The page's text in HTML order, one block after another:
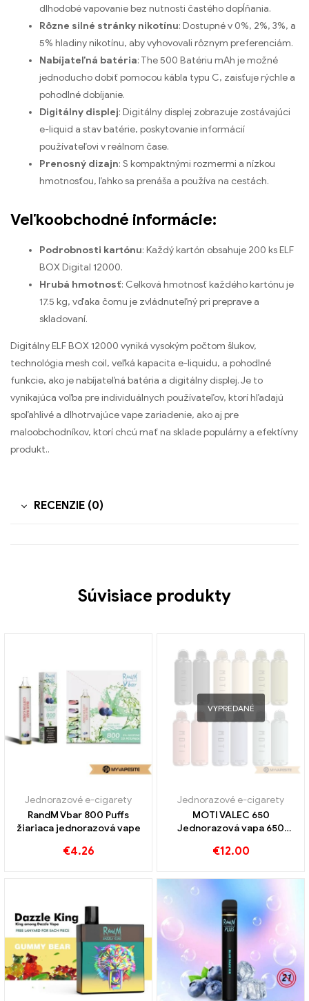
dlhodobé vapovanie bez nutnosti častého dopĺňania.
Rôzne silné stránky nikotínu: Dostupné v 0%, 2%, 3%, a
5% hladiny nikotínu, aby vyhovovali rôznym preferenciám.
Nabíjateľná batéria: The 500 Batériu mAh je možné
jednoducho dobiť pomocou kábla typu C, zaisťuje rýchle a
pohodlné dobíjanie.
Digitálny displej: Digitálny displej zobrazuje zostávajúci
e-liquid a stav batérie, poskytovanie informácií
používateľovi v reálnom čase.
Prenosný dizajn: S kompaktnými rozmermi a nízkou
hmotnosťou, ľahko sa prenáša a používa na cestách.
Veľkoobchodné informácie:
Podrobnosti kartónu: Každý kartón obsahuje 200 ks ELF
BOX Digital 12000.
Hrubá hmotnosť: Celková hmotnosť každého kartónu je
17.5 kg, vďaka čomu je zvládnuteľný pri preprave a
skladovaní.
Digitálny ELF BOX 12000 vyniká vysokým počtom šlukov,
technológia mesh coil, veľká kapacita e-liquidu, a pohodlné
funkcie, ako je nabíjateľná batéria a digitálny displej. Je to
vynikajúca voľba pre individuálnych používateľov, ktorí hľadajú
spoľahlivé a dlhotrvajúce vape zariadenie, ako aj pre
maloobchodníkov, ktorí chcú mať na sklade populárny a efektívny
produkt..
RECENZIE (0)
Súvisiace produkty
Jednorazové e-cigarety
RandM Vbar 800 Puffs
žiariaca jednorazová vape
€4.26
VYPREDANÉ
Jednorazové e-cigarety
MOTI VALEC 650
Jednorazová vapa 650
€12.00